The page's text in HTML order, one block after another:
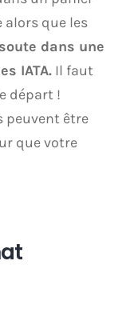
alors que les
dans une
IATA. Il faut
départ !
être
que votre